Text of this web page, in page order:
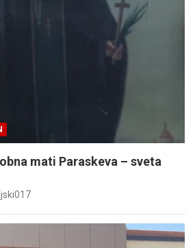
mati Paraskeva – sveta